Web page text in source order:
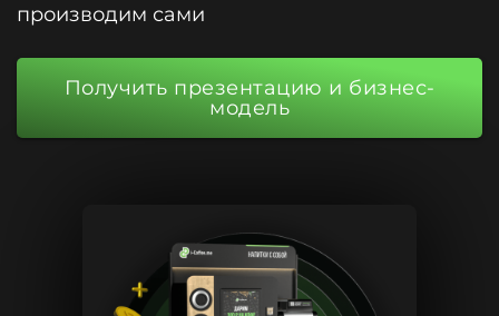
производим сами
Получить презентацию и бизнес-
модель